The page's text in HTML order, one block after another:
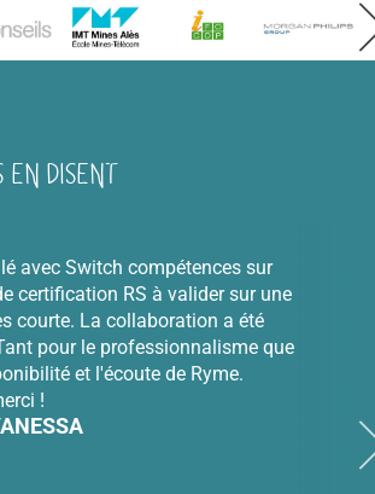
EN DISENT
avec Switch compétences sur
certification RS à valider sur une
courte. La collaboration a été
pour le professionnalisme que
et l'écoute de Ryme.
!